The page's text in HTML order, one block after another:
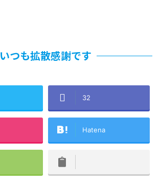
いつも拡散感謝です
32
Hatena